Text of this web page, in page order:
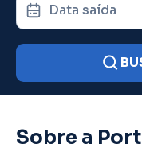
Data saída
Sobre a